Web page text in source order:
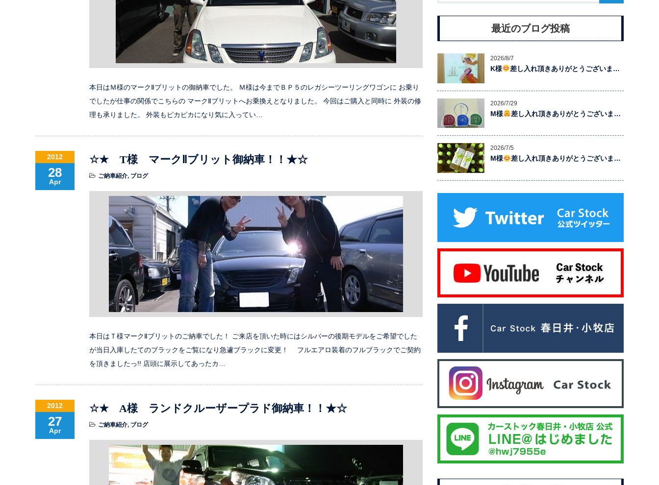
本日はＭ様のマークⅡブリットの御納車でした。 Ｍ様は今までＢＰ５のレガシーツーリングワゴンに お乗り
でしたが仕事の関係でこちらの マークⅡブリットへお乗換えとなりました。 今回はご購入と同時に 外装の修
理も承りました。 外装もピカピカになり気に入ってい…
2012
28
Apr
☆★ T様 マークⅡブリット御納車！！★☆
ご納車紹介, ブログ
本日はＴ様マークⅡブリットのご納車でした！ ご来店を頂いた時にはシルバーの後期モデルをご希望でした
が当日入庫したてのブラックをご覧になり急遽ブラックに変更！ フルエアロ装着のフルブラックでご契約
を頂きましたっ!! 店頭に展示してあったカ…
2012
27
Apr
☆★ A様 ランドクルーザープラド御納車！！★☆
ご納車紹介, ブログ
最近のブログ投稿
2026/8/7
K様 差し入れ頂きありがとうございま…
2026/7/29
M様 差し入れ頂きありがとうございま…
2026/7/5
M様 差し入れ頂きありがとうございま…